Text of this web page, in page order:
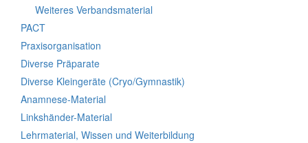
Weiteres Verbandsmaterial
PACT
Praxisorganisation
Diverse Präparate
Diverse Kleingeräte (Cryo/Gymnastik)
Anamnese-Material
Linkshänder-Material
Lehrmaterial, Wissen und Weiterbildung